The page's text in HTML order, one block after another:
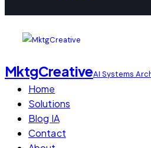
MktgCreativeAI Systems
Home
Solutions
Blog IA
Contact